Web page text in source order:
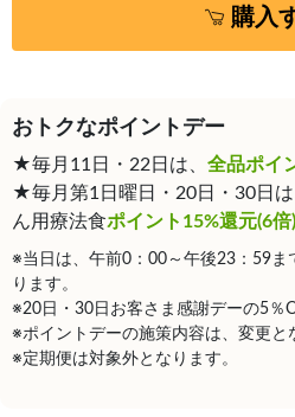
購入
おトクなポイントデー
★毎月11日・22日は、 全品ポイ
★毎月第1日曜日・20日・30日
ん用療法食ポイント15%還元(6倍)
※当日は、午前0：00～午後23：59ま
ります。
※20日・30日お客さま感謝デーの5％
※ポイントデーの施策内容は、変更と
※定期便は対象外となります。